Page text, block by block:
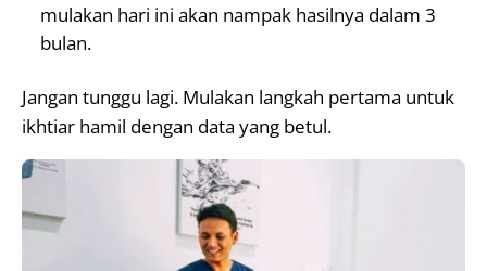
mulakan hari ini akan nampak hasilnya dalam 3
bulan.
Jangan tunggu lagi. Mulakan langkah pertama untuk
ikhtiar hamil dengan data yang betul.